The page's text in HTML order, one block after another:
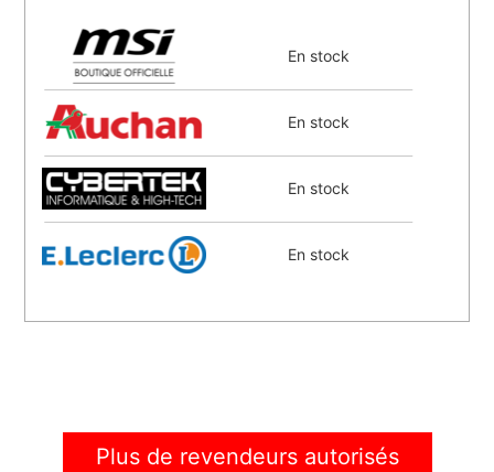
En stock
En stock
En stock
En stock
En stock
À venir
Plus de revendeurs autorisés